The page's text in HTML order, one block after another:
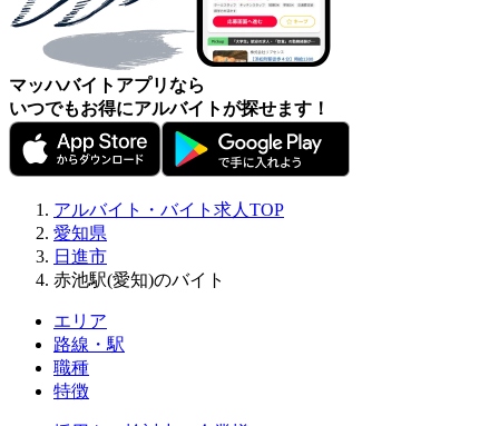
マッハバイトアプリなら
いつでもお得にアルバイトが探せます！
アルバイト・バイト求人TOP
愛知県
日進市
赤池駅(愛知)のバイト
エリア
路線・駅
職種
特徴